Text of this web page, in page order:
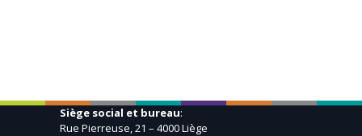
Siège social et bureau:
Rue Pierreuse, 21 – 4000 Liège